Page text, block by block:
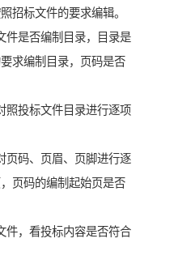
招标文件的要求编辑。
件是否编制目录，目录是
求编制目录，页码是否
照投标文件目录进行逐项
页码、页眉、页脚进行逐
页码的编制起始页是否
件，看投标内容是否符合